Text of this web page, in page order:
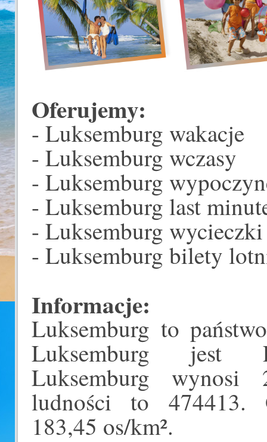
Oferujemy:
- Luksemburg wakacje
- Luksemburg wczasy
- Luksemburg
- Luksemburg last
- Luksemburg wycieczki
- Luksemburg bilety
Informacje:
Luksemburg to
Luksemburg jest
Luksemburg wynosi
ludności to 474413.
183,45 os/km².